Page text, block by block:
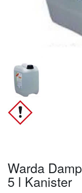
Warda
5 l Kanister